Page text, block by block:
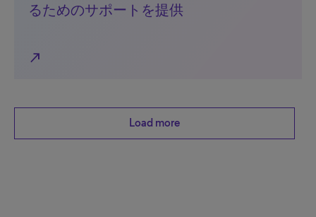
るためのサポートを提供
north_east
Load more